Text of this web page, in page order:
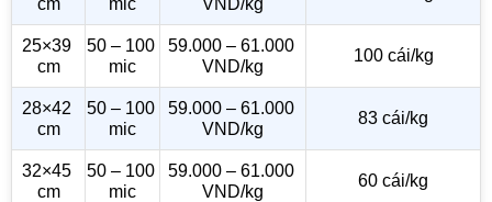
25×39
cm
50 – 100
mic
59.000 – 61.000
VND/kg
100 cái/kg
28×42
cm
50 – 100
mic
59.000 – 61.000
VND/kg
83 cái/kg
32×45
cm
50 – 100
mic
59.000 – 61.000
VND/kg
60 cái/kg